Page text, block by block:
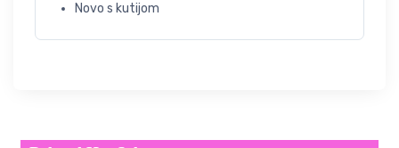
Novo s kutijom